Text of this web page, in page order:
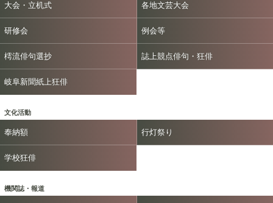
大会・立机式 各地文芸大会
研修会 例会等
樗流俳句選抄 誌上競点俳句・狂俳
岐阜新聞紙上狂俳
文化活動
奉納額 行灯祭り
学校狂俳
機関誌・報道